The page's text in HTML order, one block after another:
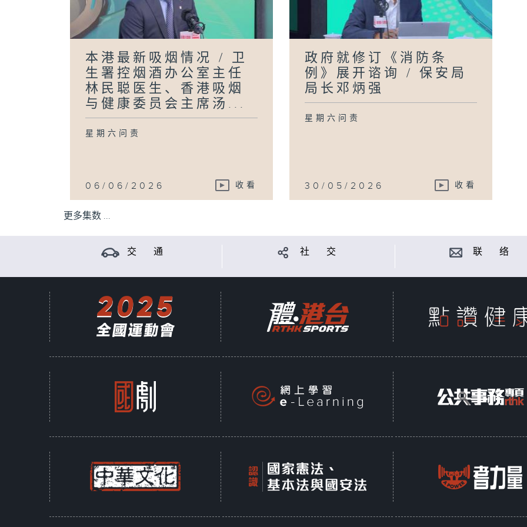
本港最新吸烟情况 / 卫
生署控烟酒办公室主任
林民聪医生、香港吸烟
与健康委员会主席汤...
星期六问责
06/06/2026 收看
政府就修订《消防条
例》展开谘询 / 保安局
局长邓炳强
星期六问责
30/05/2026 收看
更多集数 ...
交 通 社 交 联 络